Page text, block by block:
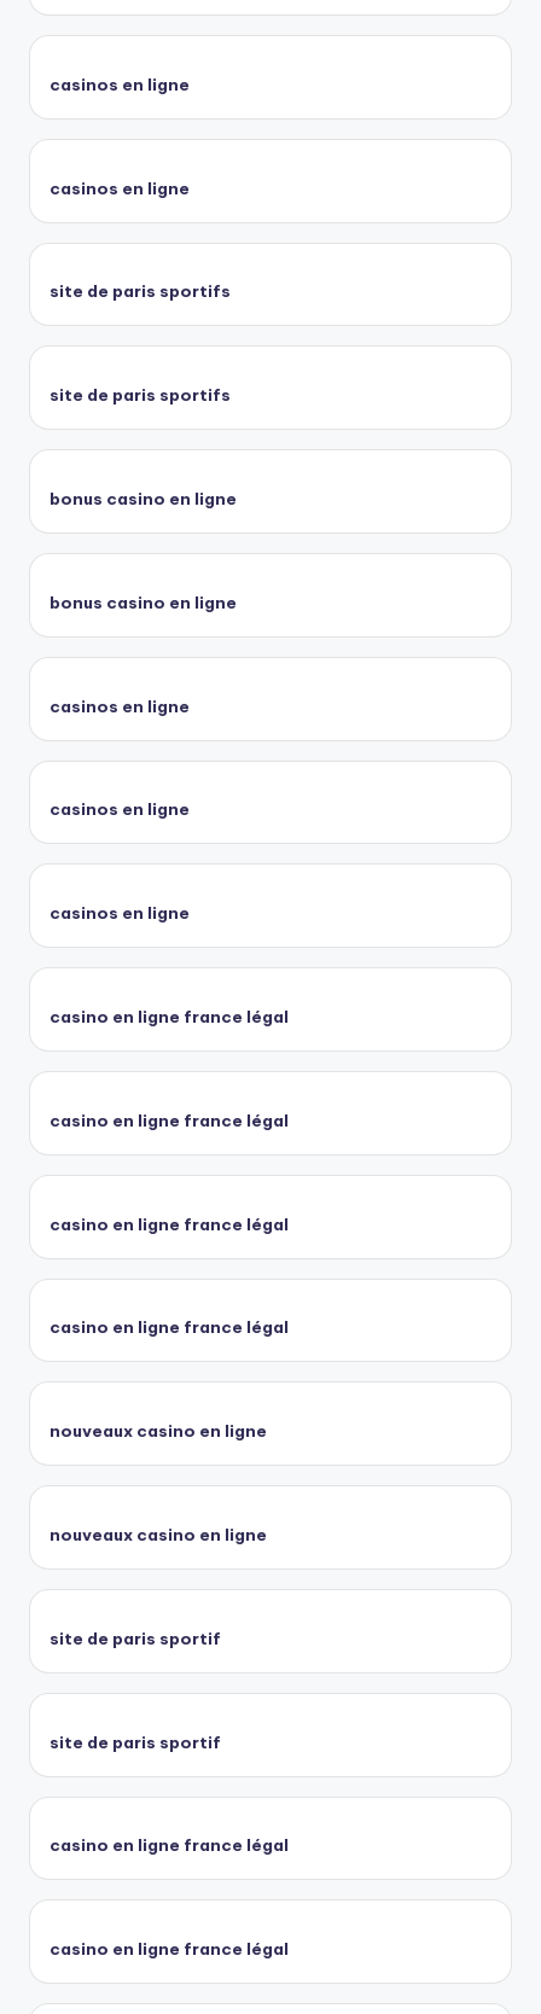
casinos en ligne
casinos en ligne
site de paris sportifs
site de paris sportifs
bonus casino en ligne
bonus casino en ligne
casinos en ligne
casinos en ligne
casinos en ligne
casino en ligne france légal
casino en ligne france légal
casino en ligne france légal
casino en ligne france légal
nouveaux casino en ligne
nouveaux casino en ligne
site de paris sportif
site de paris sportif
casino en ligne france légal
casino en ligne france légal